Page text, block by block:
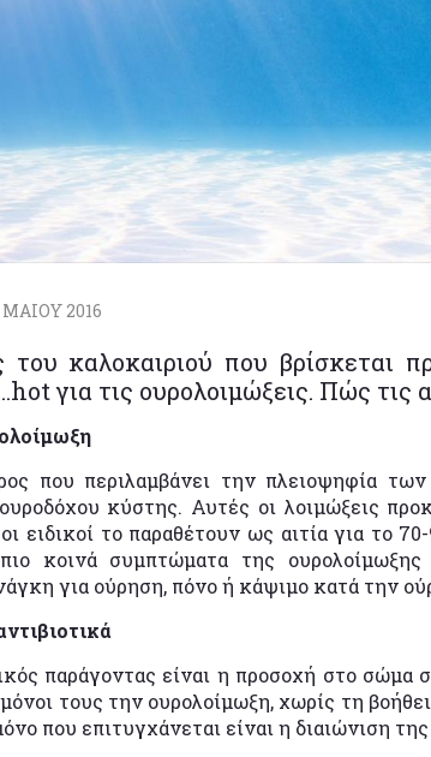
2016
του καλοκαιριού που βρίσκεται
για τις ουρολοιμώξεις. Πώς τις
που περιλαμβάνει την πλειοψηφία
κύστης. Αυτές οι λοιμώξεις
ειδικοί το παραθέτουν ως αιτία για το
κοινά συμπτώματα της
για ούρηση, πόνο ή κάψιμο κατά την
παράγοντας είναι η προσοχή στο σώμα
τους την ουρολοίμωξη, χωρίς τη
που επιτυγχάνεται είναι η διαιώνιση